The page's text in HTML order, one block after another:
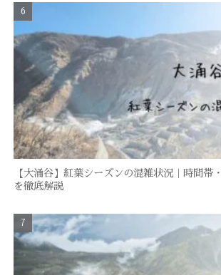
【大涌谷】紅葉シーズンの混雑状況｜時間帯
を徹底解説